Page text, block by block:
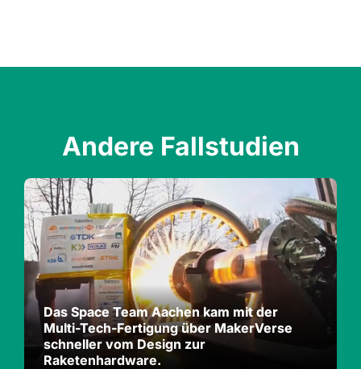
Andere Fallstudien
Das Space Team Aachen kam mit der
Multi-Tech-Fertigung über MakerVerse
schneller vom Design zur
Raketenhardware.
Das Space Team Aachen kam mit der
Multi-Tech-Fertigung über MakerVerse
schneller vom Design zur
Raketenhardware.